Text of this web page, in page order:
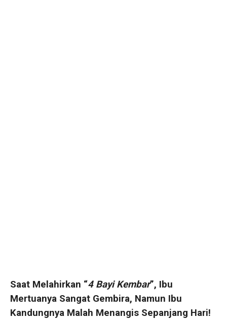
Saat Melahirkan “4 Bayi Kembar”, Ibu
Mertuanya Sangat Gembira, Namun Ibu
Kandungnya Malah Menangis Sepanjang Hari!